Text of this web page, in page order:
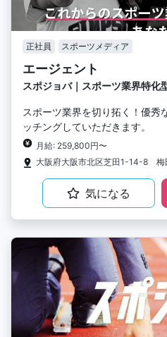
正社員 スポーツメディア
エージェント
スポジョバ｜スポーツ業界特化
スポーツ業界を切り拓く！優秀
ッチングしていただきます。
月給: 259,800円〜
大阪府大阪市北区芝田1-14-8 梅
気になる